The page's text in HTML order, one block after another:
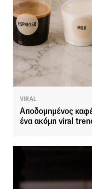
VIRAL
Αποδομημένος
ένα ακόμη viral